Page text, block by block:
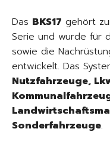
Das BKS17 gehört
Serie und wurde für
sowie die
entwickelt. Das
Nutzfahrzeuge,
Sonderfahrzeuge.